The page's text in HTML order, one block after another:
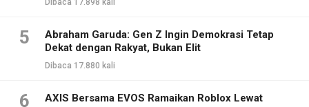
Dibaca 17.898 kali
5
Abraham Garuda: Gen Z Ingin Demokrasi Tetap
Dekat dengan Rakyat, Bukan Elit
Dibaca 17.880 kali
6
AXIS Bersama EVOS Ramaikan Roblox Lewat